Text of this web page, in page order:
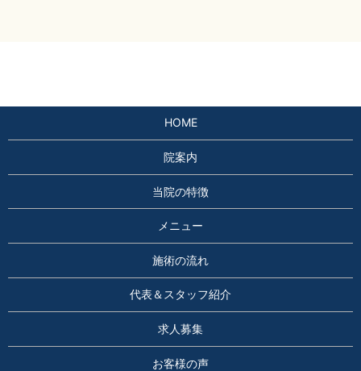
HOME
院案内
当院の特徴
メニュー
施術の流れ
代表＆スタッフ紹介
求人募集
お客様の声